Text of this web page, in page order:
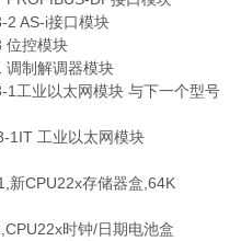
2 AS-i接口模块
位控模块
调制解调器模块
工业以太网模块 与下一个型号
1IT 工业以太网模块
新CPU22x存储器盒,64K
时钟/日期电池盒